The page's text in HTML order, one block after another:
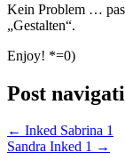
Kein Problem …
„Gestalten“.
Enjoy! *=0)
Post
← Inked Sabrina 1
Sandra Inked 1 →